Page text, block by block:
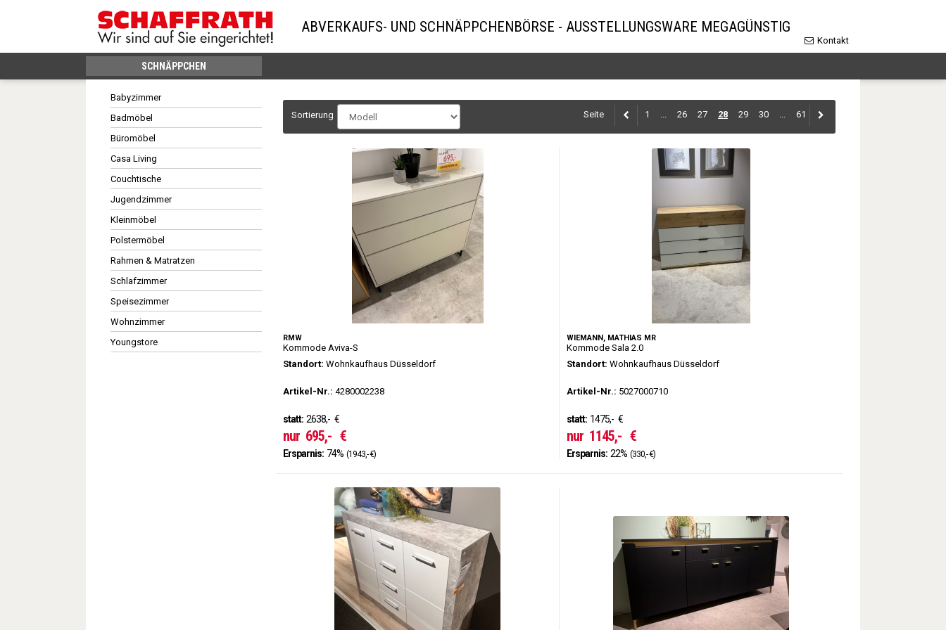
ABVERKAUFS- UND SCHNÄPPCHENBÖRSE - AUSSTELLUNGSWARE MEGAGÜNSTIG
Kontakt
SCHNÄPPCHEN
Babyzimmer
Badmöbel
Büromöbel
Casa Living
Couchtische
Jugendzimmer
Kleinmöbel
Polstermöbel
Rahmen & Matratzen
Schlafzimmer
Speisezimmer
Wohnzimmer
Youngstore
Sortierung Seite 1 ... 26 27 28 29 30 ... 61
RMW
Kommode Aviva-S
Standort: Wohnkaufhaus Düsseldorf
Artikel-Nr.: 4280002238
statt: 2638,- €
nur 695,- €
Ersparnis: 74% (1943,- €)
WIEMANN, MATHIAS MR
Kommode Sala 2.0
Standort: Wohnkaufhaus Düsseldorf
Artikel-Nr.: 5027000710
statt: 1475,- €
nur 1145,- €
Ersparnis: 22% (330,- €)